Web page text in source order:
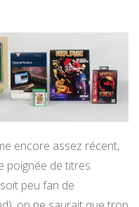
encore assez récent,
poignée de titres.
peu fan de